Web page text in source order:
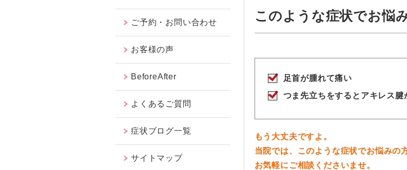
このような症状でお悩
足首が腫れて痛い
つま先立ちをするとアキレス腱
もう大丈夫ですよ。
当院では、このような症状でお悩みの
お気軽にご相談くださいませ。
ご予約・お問い合わせ
お客様の声
BeforeAfter
よくあるご質問
症状ブログ一覧
サイトマップ